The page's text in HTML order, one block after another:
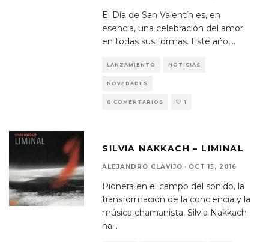
El Día de San Valentín es, en
esencia, una celebración del amor
en todas sus formas. Este año,...
LANZAMIENTO NOTICIAS
NOVEDADES
0 COMENTARIOS 1
SILVIA NAKKACH – LIMINAL
ALEJANDRO CLAVIJO · OCT 15, 2016
Pionera en el campo del sonido, la
transformación de la conciencia y la
música chamanista, Silvia Nakkach
ha...